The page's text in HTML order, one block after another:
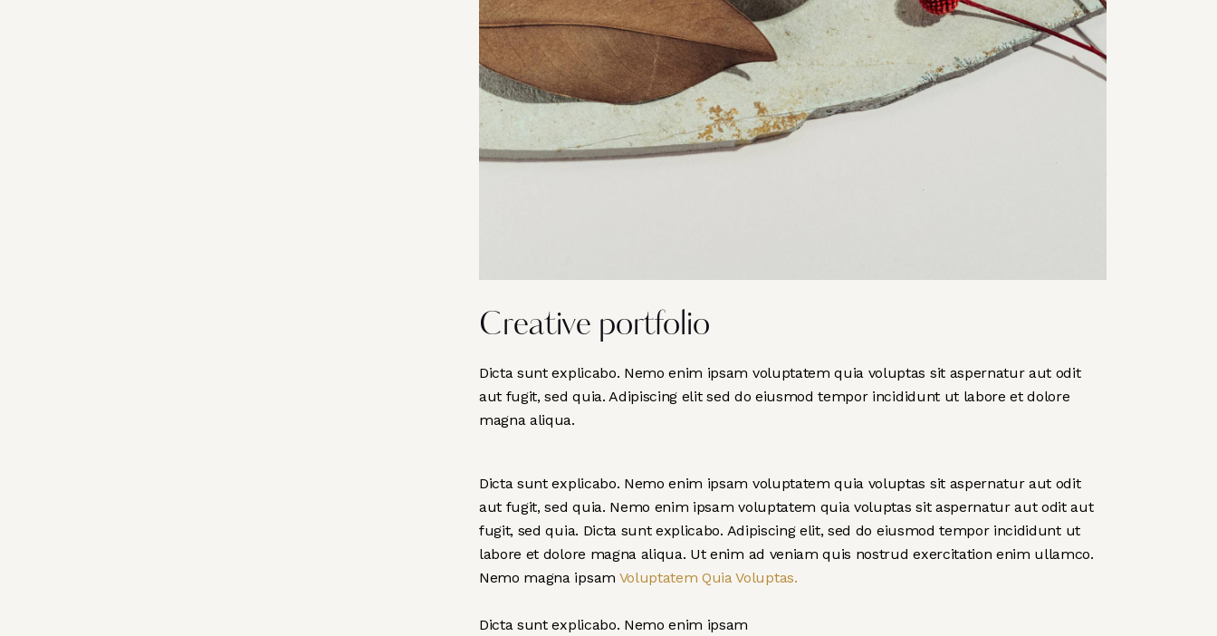
Creative portfolio
Dicta sunt explicabo. Nemo enim ipsam voluptatem quia voluptas sit aspernatur aut odit
aut fugit, sed quia. Adipiscing elit sed do eiusmod tempor incididunt ut labore et dolore
magna aliqua.
Dicta sunt explicabo. Nemo enim ipsam voluptatem quia voluptas sit aspernatur aut odit
aut fugit, sed quia. Nemo enim ipsam voluptatem quia voluptas sit aspernatur aut odit aut
fugit, sed quia. Dicta sunt explicabo. Adipiscing elit, sed do eiusmod tempor incididunt ut
labore et dolore magna aliqua. Ut enim ad veniam quis nostrud exercitation enim ullamco.
Nemo magna ipsam Voluptatem Quia Voluptas.
Dicta sunt explicabo. Nemo enim ipsam